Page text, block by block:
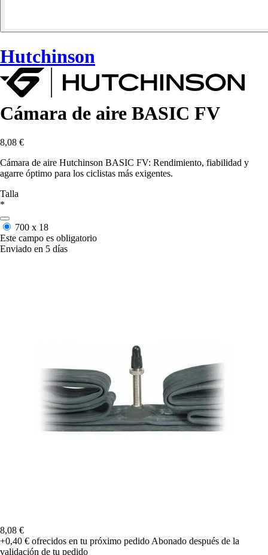
Hutchinson
Cámara de aire BASIC FV
8,08 €
Cámara de aire Hutchinson BASIC FV: Rendimiento, fiabilidad y
agarre óptimo para los ciclistas más exigentes.
Talla
*
700 x 18
Este campo es obligatorio
Enviado en 5 días
8,08 €
+0,40 € ofrecidos en tu próximo pedido Abonado después de la
validación de tu pedido